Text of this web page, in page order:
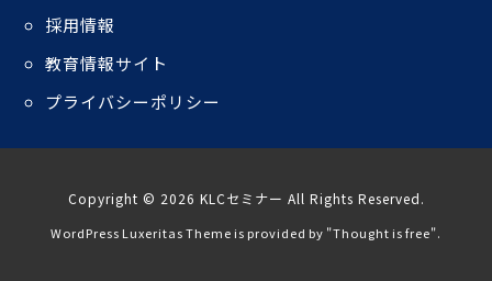
採用情報
教育情報サイト
プライバシーポリシー
Copyright © 2026 KLCセミナー All Rights Reserved.
WordPress Luxeritas Theme is provided by "Thought is free".